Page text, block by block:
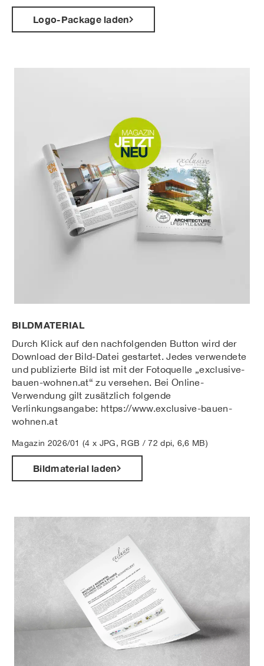
Logo-Package laden
BILDMATERIAL
Durch Klick auf den nachfolgenden Button wird der
Download der Bild-Datei gestartet. Jedes verwendete
und publizierte Bild ist mit der Fotoquelle „exclusive-
bauen-wohnen.at“ zu versehen. Bei Online-
Verwendung gilt zusätzlich folgende
Verlinkungsangabe: https://www.exclusive-bauen-
wohnen.at
Magazin 2026/01 (4 x JPG, RGB / 72 dpi, 6,6 MB)
Bildmaterial laden